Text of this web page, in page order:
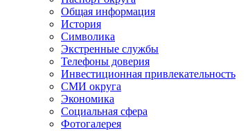
Общая информация
История
Символика
Экстренные службы
Телефоны доверия
Инвестиционная привлекательность
СМИ округа
Экономика
Социальная сфера
Фотогалерея